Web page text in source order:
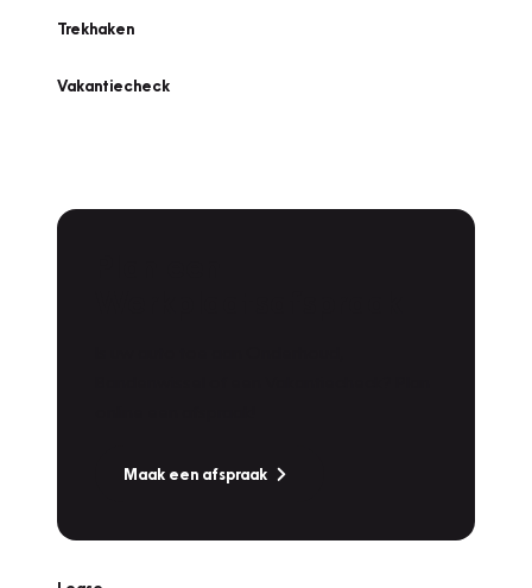
Trekhaken
Vakantiecheck
Maak een afspraak